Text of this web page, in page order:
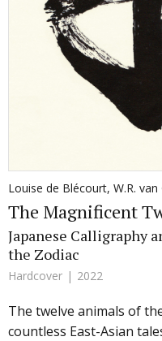
Louise de Blécourt, W.R. van
The Magnificent
Japanese Calligraphy
the Zodiac
Hardcover 2022
The twelve animals of
countless East-Asian